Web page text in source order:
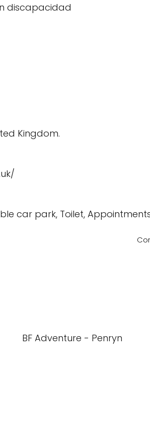
discapacidad
Kingdom.
car park, Toilet,
BF Adventure - Penryn